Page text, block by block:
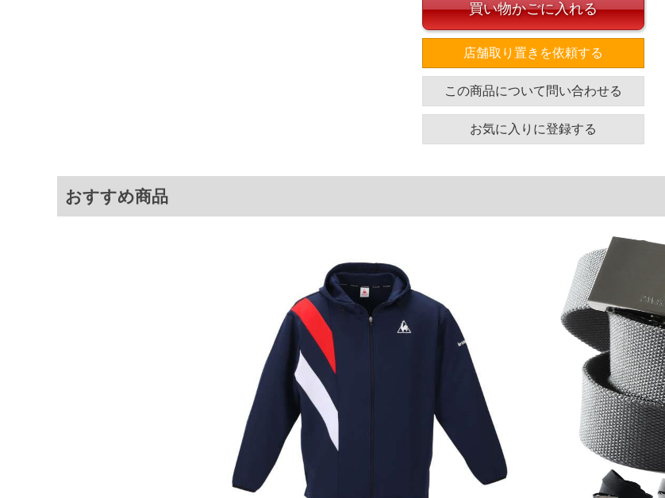
サイズ表には実際の商品を採寸した実寸サイズを記載しています。
また、商品に表記されているサイズは適応サイズとなります。
優れた吸水速乾機能で、汗をかいても乾きやすく、さらりとした着心地です。
3L
単位はcm
※商品によって若干のサイズの誤差がございます。また、お客様がご使用の環境（コンピュ
ータ画面）によって、商品の色味が若干異なる場合がございます。予めご了承ください。
※上記サイズが実際の商品に付いているタグのサイズ表記と異なる場合があります。お取り
扱い前に商品付属タグの記載もご確認下さい。
※当店での掲載商品は、実店鋪と在庫を共用しておりますので店頭での売り違い、店舗から
のお取り寄せ等により、お客様にご迷惑をお掛けしてしまう場合がございます。そのような
ことがない様最大限に努めておりますが、もしあった場合速やかにご連絡させて頂きますの
で予めご了承ください。
※【ボトムの裾上げをご希望の場合】
裾上げ料金は500円+税となります。
備考欄に股下●cmとご記入下さい。（裾上げ無料対象商品は1本につき税込6,000円以上の品
が対象。1本5,999円以下の商品は有料（500円+税）となります。）
買い物かごに入れる
店舗取り置きを依頼する
この商品について問い合わせる
お気に入りに登録する
おすすめ商品